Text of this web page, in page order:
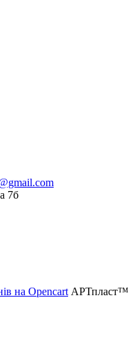
7б
на Opencart АРТпласт™